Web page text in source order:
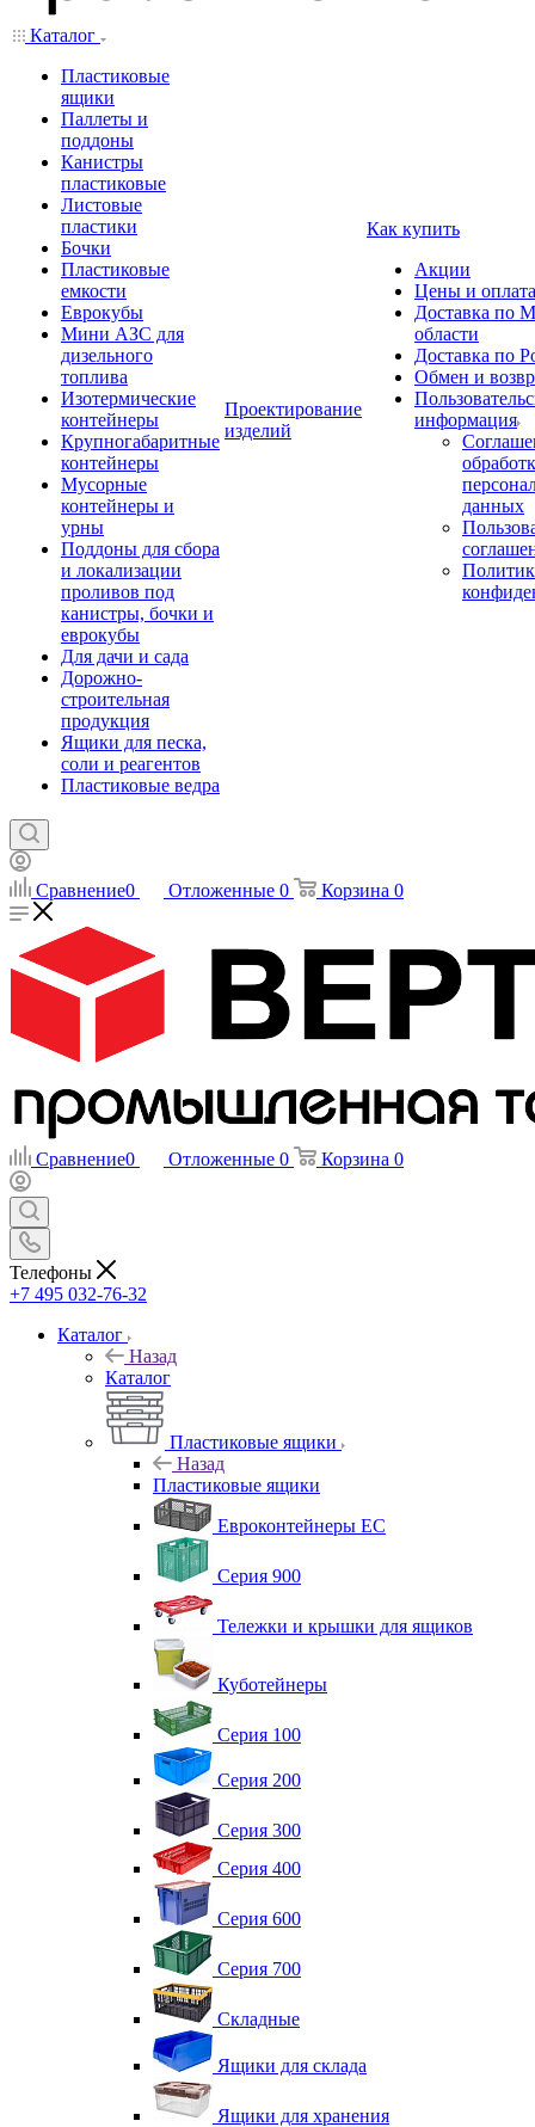
Каталог
Пластиковые
ящики
Паллеты и
поддоны
Канистры
пластиковые
Листовые
пластики
Бочки
Пластиковые
емкости
Еврокубы
Мини АЗС для
дизельного
топлива
Изотермические
контейнеры
Крупногабаритные
контейнеры
Мусорные
контейнеры и
урны
Поддоны для сбора
и локализации
проливов под
канистры, бочки и
еврокубы
Для дачи и сада
Дорожно-
строительная
продукция
Ящики для песка,
соли и реагентов
Пластиковые ведра
Проектирование
изделий
Как купить
Акции
Цены и оплата
Доставка по
области
Доставка по
Обмен и
информация
данных
Сравнение0 Отложенные 0 Корзина 0
Сравнение0 Отложенные 0 Корзина 0
Телефоны
+7 495 032-76-32
Каталог
Назад
Каталог
Пластиковые ящики
Назад
Пластиковые ящики
Евроконтейнеры ЕС
Серия 900
Тележки и крышки для ящиков
Куботейнеры
Серия 100
Серия 200
Серия 300
Серия 400
Серия 600
Серия 700
Складные
Ящики для склада
Ящики для хранения